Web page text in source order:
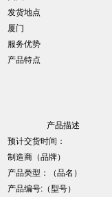
发货地点
厦门
服务优势
产品特点
产品描述
预计交货时间：
制造商（品牌）
产品类型：（品名）
产品编号:（型号）